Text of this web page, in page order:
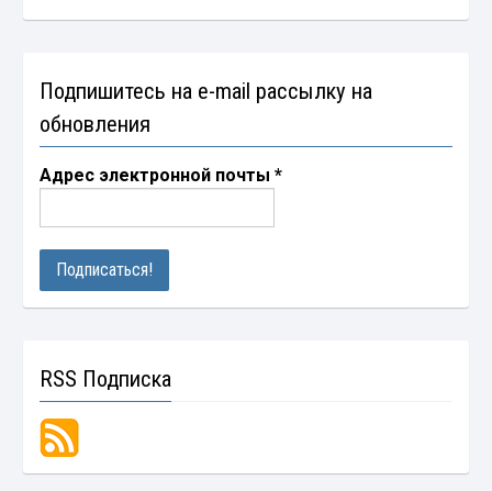
Подпишитесь на e-mail рассылку на
обновления
Адрес электронной почты*
RSS Подписка